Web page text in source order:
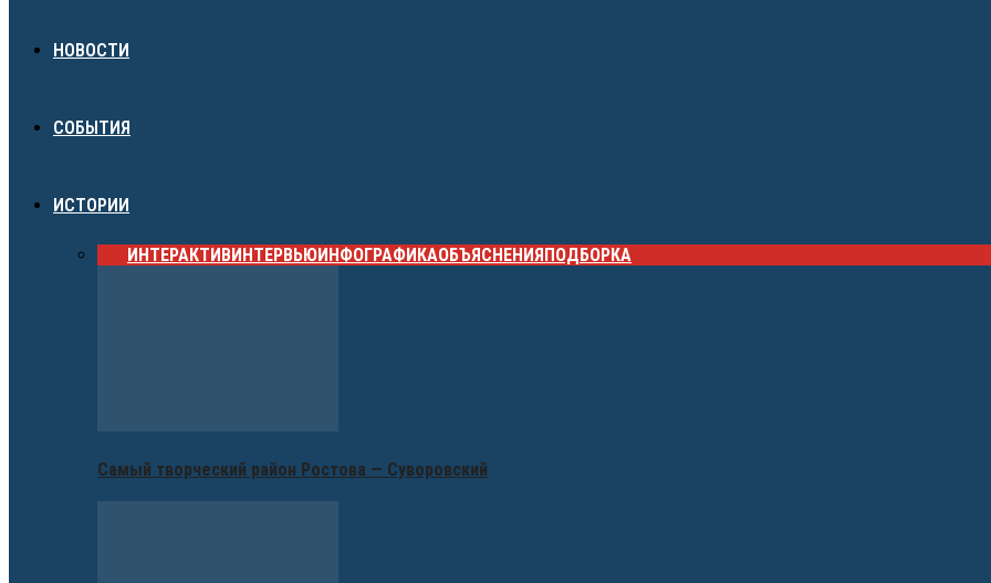
НОВОСТИ
СОБЫТИЯ
ИСТОРИИ
ИНТЕРАКТИВИНТЕРВЬЮИНФОГРАФИКАОБЪЯСНЕНИЯПОДБОРКА
Самый творческий район Ростова — Суворовский